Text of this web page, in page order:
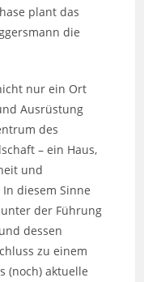
plant das
die
nur ein Ort
Ausrüstung
des
– ein Haus,
und
diesem Sinne
der Führung
dessen
zu einem
(noch) aktuelle